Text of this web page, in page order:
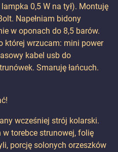
0,5 W na tył). Montuję
Napełniam bidony
w oponach do 8,5 barów.
której wrzucam: mini power
kabel usb do
Smaruję łańcuch.
wcześniej strój kolarski.
w torebce strunowej, folię
porcję solonych orzeszków